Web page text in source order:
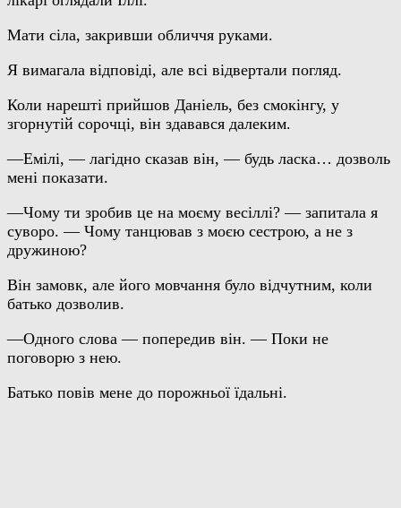
Мати сіла, закривши обличчя руками.
Я вимагала відповіді, але всі відвертали погляд.
Коли нарешті прийшов Даніель, без смокінгу, у
згорнутій сорочці, він здавався далеким.
—Емілі, — лагідно сказав він, — будь ласка… дозволь
мені показати.
—Чому ти зробив це на моєму весіллі? — запитала я
суворо. — Чому танцював з моєю сестрою, а не з
дружиною?
Він замовк, але його мовчання було відчутним, коли
батько дозволив.
—Одного слова — попередив він. — Поки не
поговорю з нею.
Батько повів мене до порожньої їдальні.